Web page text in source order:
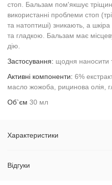
стоп. Бальзам пом'якшує
використанні проблеми стоп
та натоптиші) зникають, а
та гладкою. Бальзам має
дію.
Застосування: щодня наносити
Активні компоненти: 6%
масло жожоба, рицинова олія,
Об`єм 30 мл
Характеристики
Відгуки